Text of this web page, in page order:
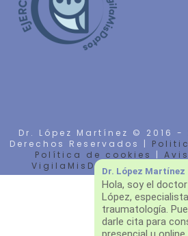
Dr. López Martínez © 2016 -
Derechos Reservados |
Política de cookies
|
VigilaMisDatos | Diseño
Dr. López Martínez
Hola, soy el
López,
traumatología.
darle cita para